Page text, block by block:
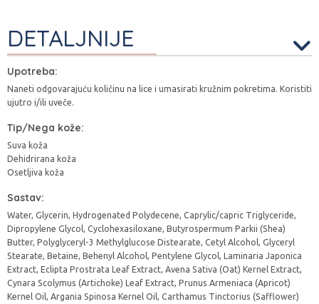
DETALJNIJE
Upotreba:
Naneti odgovarajuću količinu na lice i umasirati kružnim pokretima. Koristiti
ujutro i/ili uveče.
Tip/Nega kože:
Suva koža
Dehidrirana koža
Osetljiva koža
Sastav:
Water, Glycerin, Hydrogenated Polydecene, Caprylic/capric Triglyceride,
Dipropylene Glycol, Cyclohexasiloxane, Butyrospermum Parkii (Shea)
Butter, Polyglyceryl-3 Methylglucose Distearate, Cetyl Alcohol, Glyceryl
Stearate, Betaine, Behenyl Alcohol, Pentylene Glycol, Laminaria Japonica
Extract, Eclipta Prostrata Leaf Extract, Avena Sativa (Oat) Kernel Extract,
Cynara Scolymus (Artichoke) Leaf Extract, Prunus Armeniaca (Apricot)
Kernel Oil, Argania Spinosa Kernel Oil, Carthamus Tinctorius (Safflower)